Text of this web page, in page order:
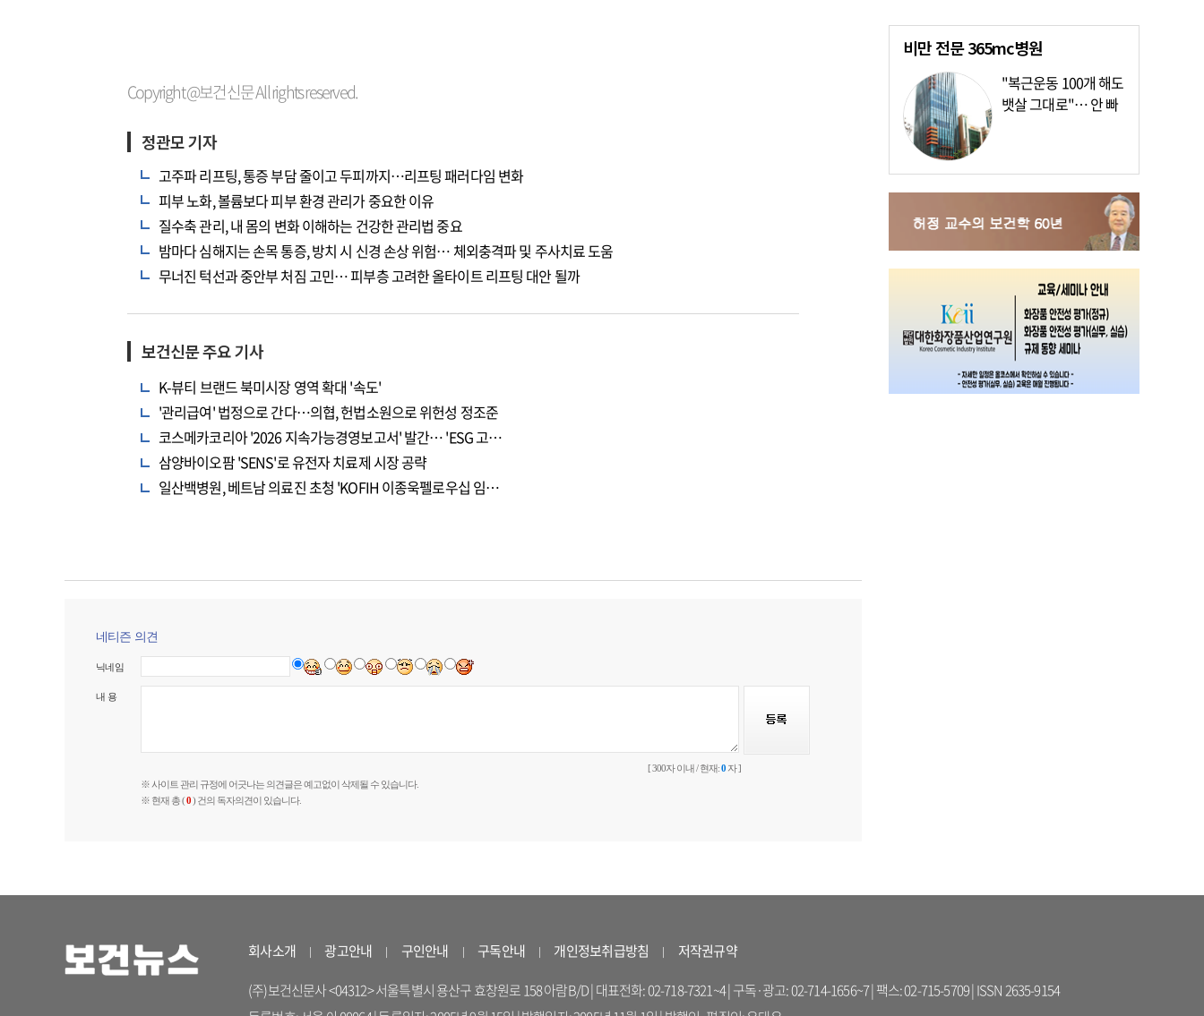
Copyright @보건신문 All rights reserved.
정관모 기자
고주파 리프팅, 통증 부담 줄이고 두피까지…리프팅 패러다임 변화
피부 노화, 볼륨보다 피부 환경 관리가 중요한 이유
질수축 관리, 내 몸의 변화 이해하는 건강한 관리법 중요
밤마다 심해지는 손목 통증, 방치 시 신경 손상 위험… 체외충격파 및 주사치료 도움
무너진 턱선과 중안부 처짐 고민… 피부층 고려한 올타이트 리프팅 대안 될까
보건신문 주요 기사
K-뷰티 브랜드 북미시장 영역 확대 '속도'
'관리급여' 법정으로 간다…의협, 헌법소원으로 위헌성 정조준
코스메카코리아 '2026 지속가능경영보고서' 발간… 'ESG 고…
삼양바이오팜 'SENS'로 유전자 치료제 시장 공략
일산백병원, 베트남 의료진 초청 'KOFIH 이종욱펠로우십 임…
네티즌 의견
닉네임
내 용
[ 300자 이내 / 현재:0 자 ]
※ 사이트 관리 규정에 어긋나는 의견글은 예고없이 삭제될 수 있습니다.
※ 현재 총 (0) 건의 독자의견이 있습니다.
비만 전문365mc병원
"복근운동 100개 해도
뱃살 그대로"… 안 빠
회사소개 광고안내 구인안내 구독안내 개인정보취급방침
저작권규약
(주)보건신문사 <04312> 서울특별시 용산구 효창원로 158 아람B/D | 대표전화: 02-718-7321~4 | 구독·광고: 02-714-1656~7 | 팩스: 02-715-5709 | ISSN 2635-9154